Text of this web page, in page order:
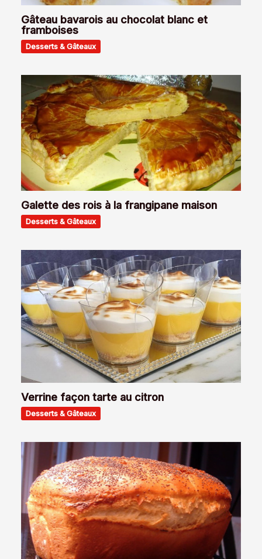
Gâteau bavarois au chocolat blanc et
framboises
Desserts & Gâteaux
Galette des rois à la frangipane maison
Desserts & Gâteaux
Verrine façon tarte au citron
Desserts & Gâteaux